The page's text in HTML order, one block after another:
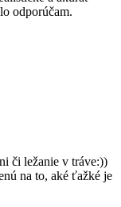
odporúčam.
či ležanie v tráve:))
na to, aké ťažké je